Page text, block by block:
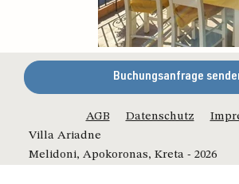
Buchungsanfrage
AGB
Datenschutz
Villa Ariadne
Melidoni, Apokoronas, Kreta - 2026